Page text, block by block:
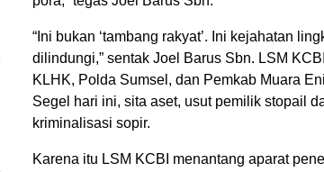
“Ini bukan ‘tambang rakyat’. Ini kejahatan
dilindungi,” sentak Joel Barus Sbn. LSM
KLHK, Polda Sumsel, dan Pemkab Muara
Segel hari ini, sita aset, usut pemilik stopail
kriminalisasi sopir.
Karena itu LSM KCBI menantang aparat